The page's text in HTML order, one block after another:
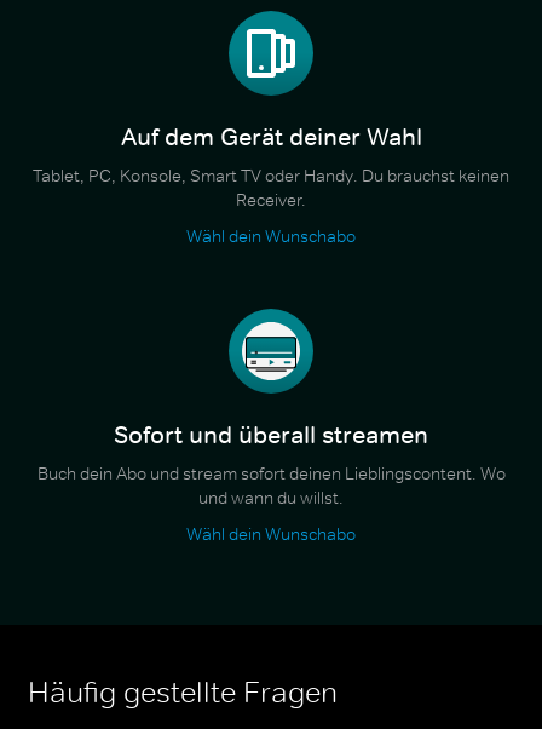
Auf dem Gerät deiner Wahl
Tablet, PC, Konsole, Smart TV oder Handy. Du brauchst keinen
Receiver.
Wähl dein Wunschabo
Sofort und überall streamen
Buch dein Abo und stream sofort deinen Lieblingscontent. Wo
und wann du willst.
Wähl dein Wunschabo
Häufig gestellte Fragen